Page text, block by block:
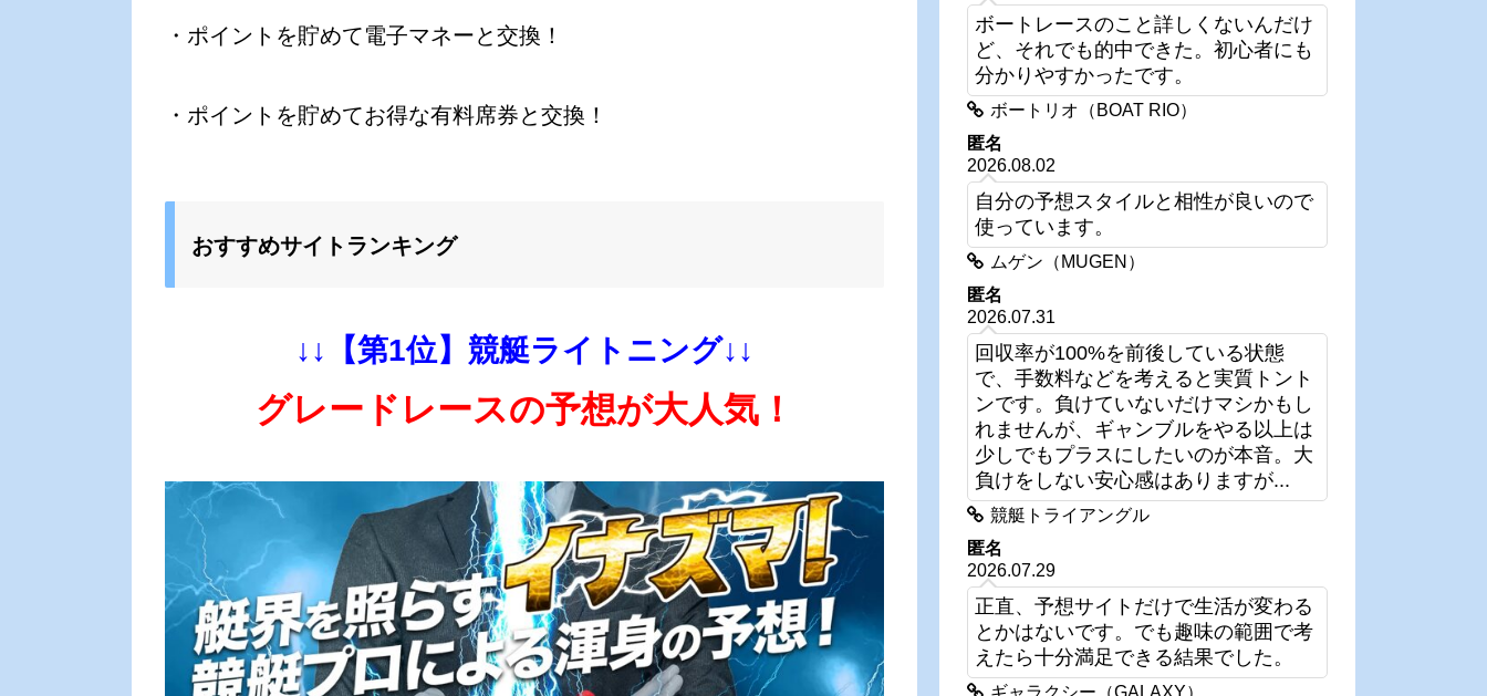
・ポイントを貯めて電子マネーと交換！
・ポイントを貯めてお得な有料席券と交換！
おすすめサイトランキング
↓↓【第1位】競艇ライトニング↓↓
グレードレースの予想が大人気！
ボートレースのこと詳しくないんだけ
ど、それでも的中できた。初心者にも
分かりやすかったです。
ボートリオ（BOAT RIO）
匿名
2026.08.02
自分の予想スタイルと相性が良いので
使っています。
ムゲン（MUGEN）
匿名
2026.07.31
回収率が100%を前後している状態
で、手数料などを考えると実質トント
ンです。負けていないだけマシかもし
れませんが、ギャンブルをやる以上は
少しでもプラスにしたいのが本音。大
負けをしない安心感はありますが...
競艇トライアングル
匿名
2026.07.29
正直、予想サイトだけで生活が変わる
とかはないです。でも趣味の範囲で考
えたら十分満足できる結果でした。